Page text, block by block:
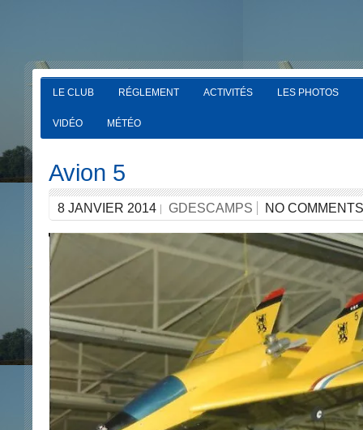
LE CLUB RÉGLEMENT ACTIVITÉS LES PHOTOS
VIDÉO MÉTÉO
Avion 5
8 JANVIER 2014 GDESCAMPS NO COMMENTS